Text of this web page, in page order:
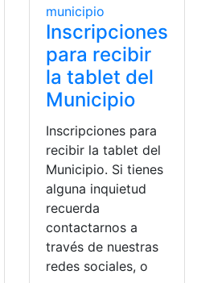
Inscripciones
para recibir
la tablet del
Municipio
Inscripciones para
recibir la tablet del
Municipio. Si tienes
alguna inquietud
recuerda
contactarnos a
través de nuestras
redes sociales, o